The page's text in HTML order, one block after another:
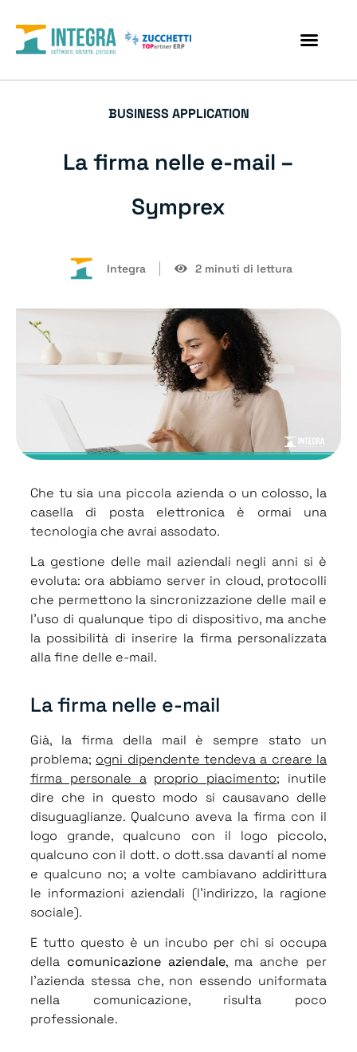
BUSINESS APPLICATION
La firma nelle e-mail –
Symprex
Integra 2 minuti di lettura
Che tu sia una piccola azienda o un colosso, la
casella di posta elettronica è ormai una
tecnologia che avrai assodato.
La gestione delle mail aziendali negli anni si è
evoluta: ora abbiamo server in cloud, protocolli
che permettono la sincronizzazione delle mail e
l’uso di qualunque tipo di dispositivo, ma anche
la possibilità di inserire la firma personalizzata
alla fine delle e-mail.
La firma nelle e-mail
Già, la firma della mail è sempre stato un
problema; ogni dipendente tendeva a creare la
firma personale a proprio piacimento; inutile
dire che in questo modo si causavano delle
disuguaglianze. Qualcuno aveva la firma con il
logo grande, qualcuno con il logo piccolo,
qualcuno con il dott. o dott.ssa davanti al nome
e qualcuno no; a volte cambiavano addirittura
le informazioni aziendali (l’indirizzo, la ragione
sociale).
E tutto questo è un incubo per chi si occupa
della comunicazione aziendale, ma anche per
l’azienda stessa che, non essendo uniformata
nella comunicazione, risulta poco
professionale.